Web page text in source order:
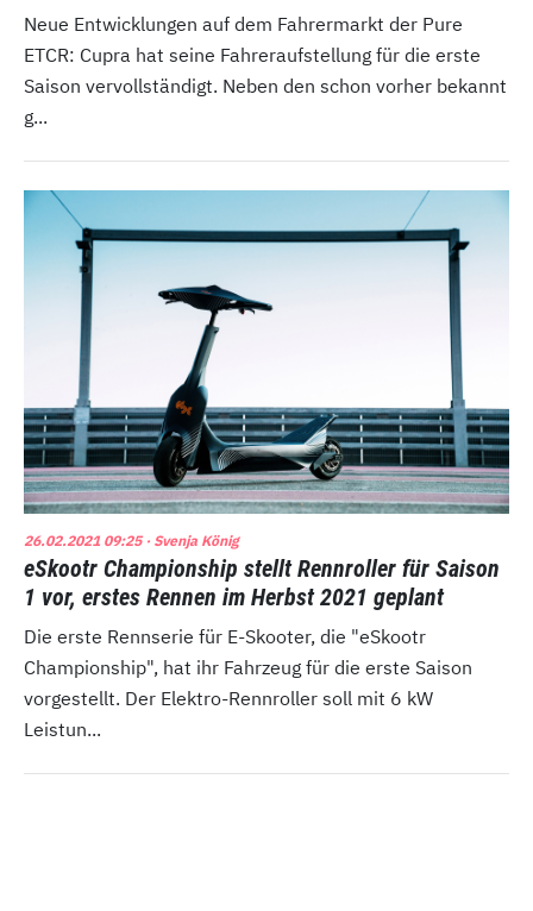
Neue Entwicklungen auf dem Fahrermarkt der Pure
ETCR: Cupra hat seine Fahreraufstellung für die erste
Saison vervollständigt. Neben den schon vorher bekannt
g...
26.02.2021 09:25· Svenja König
eSkootr Championship stellt Rennroller für Saison
1 vor, erstes Rennen im Herbst 2021 geplant
Die erste Rennserie für E-Skooter, die "eSkootr
Championship", hat ihr Fahrzeug für die erste Saison
vorgestellt. Der Elektro-Rennroller soll mit 6 kW
Leistun...